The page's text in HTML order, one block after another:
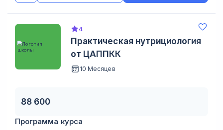
4
Практическая нутрициология
от ЦАППКК
10 Месяцев
88 600
Программа курса